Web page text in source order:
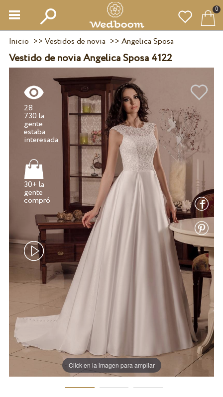
0
Inicio >> Vestidos de novia >> Angelica Sposa
Vestido de novia Angelica Sposa 4122
Click en la imagen para ampliar
28
730 la
gente
estaba
30+ la
gente